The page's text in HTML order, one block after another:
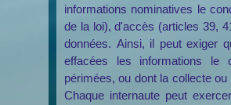
informations nominatives le
de la loi), d'accès (articles 39,
données. Ainsi, il peut exiger
effacées les informations le
périmées, ou dont la collecte
Chaque internaute peut